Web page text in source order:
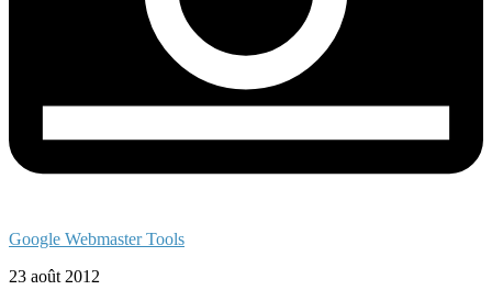
Google Webmaster Tools
23 août 2012